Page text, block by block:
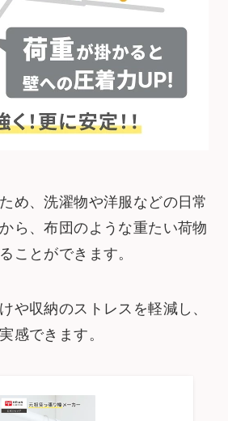
め、洗濯物や洋服などの日常
ら、布団のような重たい荷物
ことができます。
や収納のストレスを軽減し、
感できます。